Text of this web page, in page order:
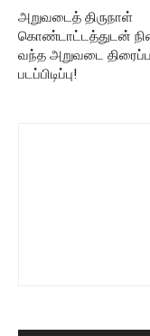
அறுவடைத் திருநாள்
கொண்டாட்டத்துடன்
வந்த அறுவடை
படப்பிடிப்பு!